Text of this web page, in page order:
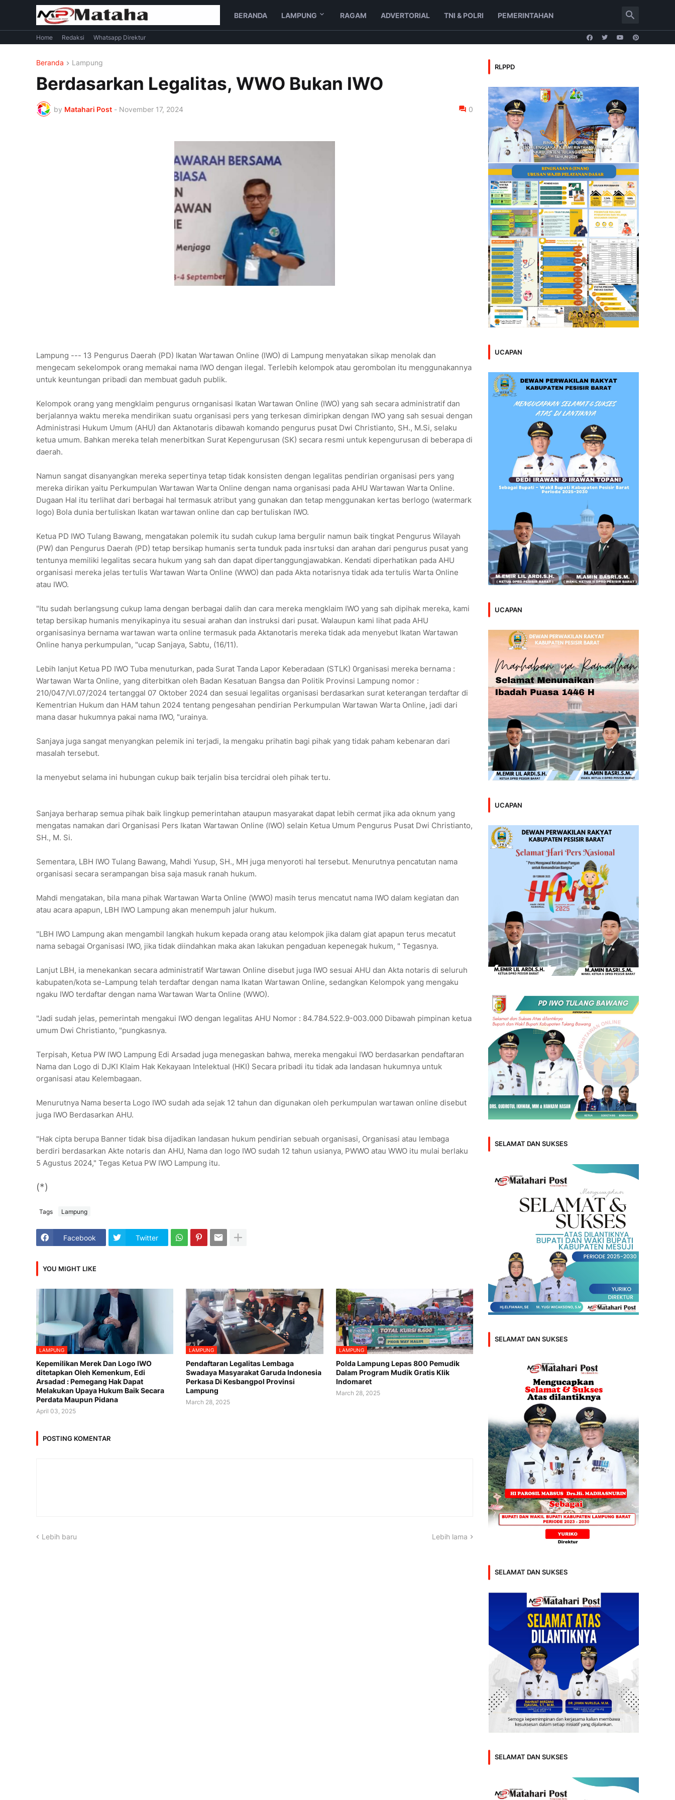
BERANDA LAMPUNG RAGAM ADVERTORIAL TNI & POLRI PEMERINTAHAN
Home Redaksi Whatsapp Direktur
Beranda Lampung
Berdasarkan Legalitas, WWO Bukan IWO
by Matahari Post - November 17, 2024 0
Lampung --- 13 Pengurus Daerah (PD) Ikatan Wartawan Online (IWO) di Lampung menyatakan sikap menolak dan
mengecam sekelompok orang memakai nama IWO dengan ilegal. Terlebih kelompok atau gerombolan itu menggunakannya
untuk keuntungan pribadi dan membuat gaduh publik.
Kelompok orang yang mengklaim pengurus ornganisasi Ikatan Wartawan Online (IWO) yang sah secara administratif dan
berjalannya waktu mereka mendirikan suatu organisasi pers yang terkesan dimiripkan dengan IWO yang sah sesuai dengan
Administrasi Hukum Umum (AHU) dan Aktanotaris dibawah komando pengurus pusat Dwi Christianto, SH., M.Si, selaku
ketua umum. Bahkan mereka telah menerbitkan Surat Kepengurusan (SK) secara resmi untuk kepengurusan di beberapa di
daerah.
Namun sangat disanyangkan mereka sepertinya tetap tidak konsisten dengan legalitas pendirian organisasi pers yang
mereka dirikan yaitu Perkumpulan Wartawan Warta Online dengan nama organisasi pada AHU Wartawan Warta Online.
Dugaan Hal itu terlihat dari berbagai hal termasuk atribut yang gunakan dan tetap menggunakan kertas berlogo (watermark
logo) Bola dunia bertuliskan Ikatan wartawan online dan cap bertuliskan IWO.
Ketua PD IWO Tulang Bawang, mengatakan polemik itu sudah cukup lama bergulir namun baik tingkat Pengurus Wilayah
(PW) dan Pengurus Daerah (PD) tetap bersikap humanis serta tunduk pada insrtuksi dan arahan dari pengurus pusat yang
tentunya memiliki legalitas secara hukum yang sah dan dapat dipertanggungjawabkan. Kendati diperhatikan pada AHU
organisasi mereka jelas tertulis Wartawan Warta Online (WWO) dan pada Akta notarisnya tidak ada tertulis Warta Online
atau IWO.
"Itu sudah berlangsung cukup lama dengan berbagai dalih dan cara mereka mengklaim IWO yang sah dipihak mereka, kami
tetap bersikap humanis menyikapinya itu sesuai arahan dan instruksi dari pusat. Walaupun kami lihat pada AHU
organisasinya bernama wartawan warta online termasuk pada Aktanotaris mereka tidak ada menyebut Ikatan Wartawan
Online hanya perkumpulan, "ucap Sanjaya, Sabtu, (16/11).
Lebih lanjut Ketua PD IWO Tuba menuturkan, pada Surat Tanda Lapor Keberadaan (STLK) 0rganisasi mereka bernama :
Wartawan Warta Online, yang diterbitkan oleh Badan Kesatuan Bangsa dan Politik Provinsi Lampung nomor :
210/047/VI.07/2024 tertanggal 07 Oktober 2024 dan sesuai legalitas organisasi berdasarkan surat keterangan terdaftar di
Kementrian Hukum dan HAM tahun 2024 tentang pengesahan pendirian Perkumpulan Wartawan Warta Online, jadi dari
mana dasar hukumnya pakai nama IWO, "urainya.
Sanjaya juga sangat menyangkan pelemik ini terjadi, Ia mengaku prihatin bagi pihak yang tidak paham kebenaran dari
masalah tersebut.
Ia menyebut selama ini hubungan cukup baik terjalin bisa tercidrai oleh pihak tertu.
Sanjaya berharap semua pihak baik lingkup pemerintahan ataupun masyarakat dapat lebih cermat jika ada oknum yang
mengatas namakan dari Organisasi Pers Ikatan Wartawan Online (IWO) selain Ketua Umum Pengurus Pusat Dwi Christianto,
SH., M. Si.
Sementara, LBH IWO Tulang Bawang, Mahdi Yusup, SH., MH juga menyoroti hal tersebut. Menurutnya pencatutan nama
organisasi secara serampangan bisa saja masuk ranah hukum.
Mahdi mengatakan, bila mana pihak Wartawan Warta Online (WWO) masih terus mencatut nama IWO dalam kegiatan dan
atau acara apapun, LBH IWO Lampung akan menempuh jalur hukum.
"LBH IWO Lampung akan mengambil langkah hukum kepada orang atau kelompok jika dalam giat apapun terus mecatut
nama sebagai Organisasi IWO, jika tidak diindahkan maka akan lakukan pengaduan kepenegak hukum, " Tegasnya.
Lanjut LBH, ia menekankan secara administratif Wartawan Online disebut juga IWO sesuai AHU dan Akta notaris di seluruh
kabupaten/kota se-Lampung telah terdaftar dengan nama Ikatan Wartawan Online, sedangkan Kelompok yang mengaku
ngaku IWO terdaftar dengan nama Wartawan Warta Online (WWO).
"Jadi sudah jelas, pemerintah mengakui IWO dengan legalitas AHU Nomor : 84.784.522.9-003.000 Dibawah pimpinan ketua
umum Dwi Christianto, "pungkasnya.
Terpisah, Ketua PW IWO Lampung Edi Arsadad juga menegaskan bahwa, mereka mengakui IWO berdasarkan pendaftaran
Nama dan Logo di DJKI Klaim Hak Kekayaan Intelektual (HKI) Secara pribadi itu tidak ada landasan hukumnya untuk
organisasi atau Kelembagaan.
Menurutnya Nama beserta Logo IWO sudah ada sejak 12 tahun dan digunakan oleh perkumpulan wartawan online disebut
juga IWO Berdasarkan AHU.
"Hak cipta berupa Banner tidak bisa dijadikan landasan hukum pendirian sebuah organisasi, Organisasi atau lembaga
berdiri berdasarkan Akte notaris dan AHU, Nama dan logo IWO sudah 12 tahun usianya, PWWO atau WWO itu mulai berlaku
5 Agustus 2024," Tegas Ketua PW IWO Lampung itu.
(*)
Tags Lampung
Facebook Twitter
YOU MIGHT LIKE
LAMPUNG
Kepemilikan Merek Dan Logo IWO
ditetapkan Oleh Kemenkum, Edi
Arsadad : Pemegang Hak Dapat
Melakukan Upaya Hukum Baik Secara
Perdata Maupun Pidana
April 03, 2025
LAMPUNG
Pendaftaran Legalitas Lembaga
Swadaya Masyarakat Garuda Indonesia
Perkasa Di Kesbangpol Provinsi
Lampung
March 28, 2025
LAMPUNG
Polda Lampung Lepas 800 Pemudik
Dalam Program Mudik Gratis Klik
Indomaret
March 28, 2025
POSTING KOMENTAR
Lebih baru Lebih lama
RLPPD
UCAPAN
UCAPAN
UCAPAN
SELAMAT DAN SUKSES
SELAMAT DAN SUKSES
SELAMAT DAN SUKSES
SELAMAT DAN SUKSES